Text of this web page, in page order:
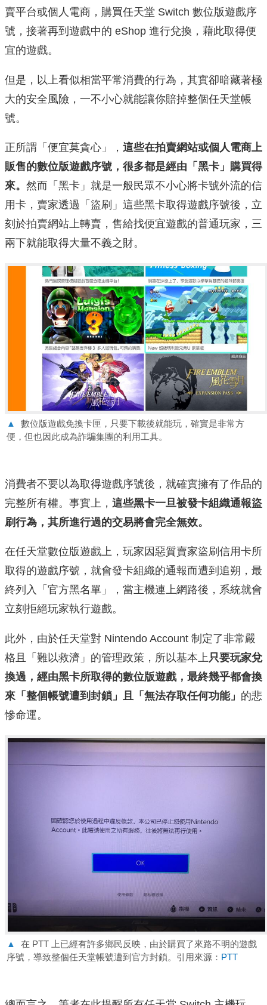
賣平台或個人電商，購買任天堂 Switch 數位版遊戲序
號，接著再到遊戲中的 eShop 進行兌換，藉此取得便
宜的遊戲。
但是，以上看似相當平常消費的行為，其實卻暗藏著極
大的安全風險，一不小心就能讓你賠掉整個任天堂帳
號。
正所謂「便宜莫貪心」， 這些在拍賣網站或個人電商上
販售的數位版遊戲序號，很多都是經由「黑卡」購買得
來。 然而「黑卡」就是一般民眾不小心將卡號外流的信
用卡，賣家透過「盜刷」這些黑卡取得遊戲序號後，立
刻於拍賣網站上轉賣，售給找便宜遊戲的普通玩家，三
兩下就能取得大量不義之財。
▲
數位版遊戲免換卡匣，只要下載後就能玩，確實是非常方
便，但也因此成為詐騙集團的利用工具。
消費者不要以為取得遊戲序號後，就確實擁有了作品的
完整所有權。事實上， 這些黑卡一旦被發卡組織通報盜
刷行為，其所進行過的交易將會完全無效。
在任天堂數位版遊戲上，玩家因惡質賣家盜刷信用卡所
取得的遊戲序號，就會發卡組織的通報而遭到追朔，最
終列入「官方黑名單」，當主機連上網路後，系統就會
立刻拒絕玩家執行遊戲。
此外，由於任天堂對 Nintendo Account 制定了非常嚴
格且「難以救濟」的管理政策，所以基本上只要玩家兌
換過，經由黑卡所取得的數位版遊戲，最終幾乎都會換
來「整個帳號遭到封鎖」且「無法存取任何功能」 的悲
慘命運。
▲
在 PTT 上已經有許多鄉民反映，由於購買了來路不明的遊戲
序號，導致整個任天堂帳號遭到官方封鎖。引用來源： PTT